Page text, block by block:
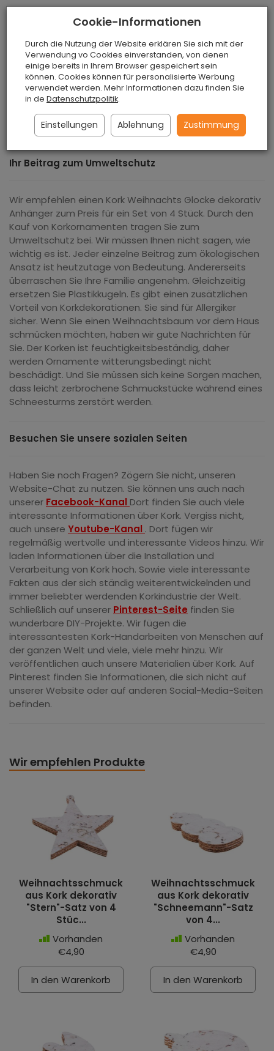
Schmücken Sie Ihren Weihnachtsbaum dieses Jahr mit
nutzen Sie unseren wunderschönen
Weihnachtsschmuck aus Kork. In unserem Sortiment
finden Sie zahlreiche Designs, die sicher auch diejenigen
ansprechen, die einen Beitrag zum Umweltschutz
leisten wollen. Sie können zumindest einen Teil der
traditionellen Weihnachtskugeln aus Kunststoff
erfolgreich ersetzen.
Ihr Beitrag zum Umweltschutz
Wir empfehlen einen Kork Weihnachts Glocke dekorativ
Anhänger zum Preis für ein Set von 4 Stück. Durch den
Kauf von Korkornamenten tragen Sie zum
Umweltschutz bei. Wir müssen Ihnen nicht sagen, wie
wichtig es ist. Jeder einzelne Beitrag zum ökologischen
Ansatz ist heutzutage von Bedeutung. Andererseits
überraschen Sie Ihre Familie angenehm. Gleichzeitig
ersetzen Sie Plastikkugeln. Es gibt einen zusätzlichen
Vorteil von Korkdekorationen. Sie sind für Allergiker
sicher. Wenn Sie einen Weihnachtsbaum vor dem Haus
schmücken möchten, haben wir gute Nachrichten für
Sie. Der Korken ist feuchtigkeitsbeständig, daher
werden Ornamente witterungsbedingt nicht
beschädigt. Und Sie müssen sich keine Sorgen machen,
dass leicht zerbrochene Schmuckstücke während eines
Schneesturms zerstört werden.
Besuchen Sie unsere sozialen Seiten
Haben Sie noch Fragen? Zögern Sie nicht, unseren
Website-Chat zu nutzen. Sie können uns auch nach
unserer Facebook-Kanal Dort finden Sie auch viele
interessante Informationen über Kork. Vergiss nicht,
auch unsere Youtube-Kanal . Dort fügen wir
regelmäßig wertvolle und interessante Videos hinzu. Wir
laden Informationen über die Installation und
Verarbeitung von Kork hoch. Sowie viele interessante
Fakten aus der sich ständig weiterentwickelnden und
immer beliebter werdenden Korkindustrie der Welt.
Schließlich auf unserer Pinterest-Seite finden Sie
wunderbare DIY-Projekte. Wir fügen die
interessantesten Kork-Handarbeiten von Menschen auf
der ganzen Welt und viele, viele mehr hinzu. Wir
veröffentlichen auch unsere Materialien über Kork. Auf
Pinterest finden Sie Informationen, die sich nicht auf
unserer Website oder auf anderen Social-Media-Seiten
befinden.
Wir empfehlen Produkte
Weihnachtsschmuck
aus Kork dekorativ
"Stern"-Satz von 4
Stüc...
Vorhanden
€4,90
In den Warenkorb
Weihnachtsschmuck
aus Kork dekorativ
"Schneemann"-Satz
von 4...
Vorhanden
€4,90
In den Warenkorb
Cookie-Informationen
Durch die Nutzung der Website erklären Sie sich mit der
Verwendung vo Cookies einverstanden, von denen
einige bereits in Ihrem Browser gespeichert sein
können. Cookies können für personalisierte Werbung
verwendet werden. Mehr Informationen dazu finden Sie
in de Datenschutzpolitik.
Einstellungen Ablehnung Zustimmung